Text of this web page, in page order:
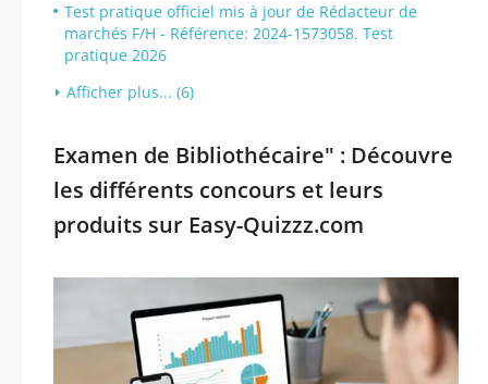
Test pratique officiel mis à jour de Rédacteur de
marchés F/H - Référence: 2024-1573058. Test
pratique 2026
Afficher plus... (6)
Examen de Bibliothécaire" : Découvre
les différents concours et leurs
produits sur Easy-Quizzz.com